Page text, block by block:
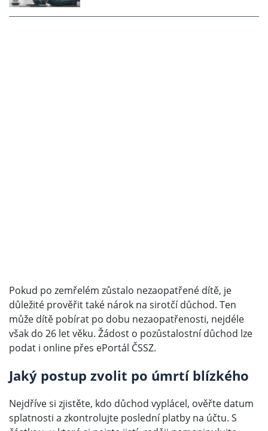
Pokud po zemřelém zůstalo nezaopatřené dítě, je
důležité prověřit také nárok na sirotčí důchod. Ten
může dítě pobírat po dobu nezaopatřenosti, nejdéle
však do 26 let věku. Žádost o pozůstalostní důchod lze
podat i online přes ePortál ČSSZ.
Jaký postup zvolit po úmrtí blízkého
Nejdříve si zjistěte, kdo důchod vyplácel, ověřte datum
splatnosti a zkontrolujte poslední platby na účtu. S